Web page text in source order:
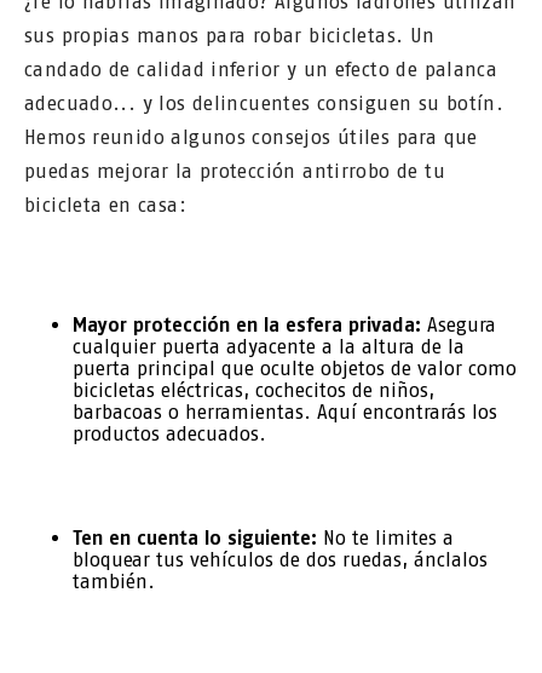
sus propias manos para robar bicicletas. Un
candado de calidad inferior y un efecto de palanca
adecuado... y los delincuentes consiguen su botín.
Hemos reunido algunos consejos útiles para que
puedas mejorar la protección antirrobo de tu
bicicleta en casa:
Mayor protección en la esfera privada: Asegura
cualquier puerta adyacente a la altura de la
puerta principal que oculte objetos de valor como
bicicletas eléctricas, cochecitos de niños,
barbacoas o herramientas. Aquí encontrarás los
productos adecuados.
Ten en cuenta lo siguiente: No te limites a
bloquear tus vehículos de dos ruedas, ánclalos
también.